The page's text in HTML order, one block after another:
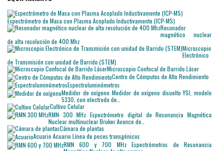
Espectrómetro de Masa con Plasma Acoplado Inductivamente (ICP-MS)
Resonador
magnético nuclear
de alta resolución de 400 Mhz
Microscopio
Electrónico
de Transmisión con unidad de Barrido (STEM)
Microscopio Confocal de Barrido Láser
Centro de Cómputos de Alto Rendimiento
Espectroluminómetros
Medidor de oxígeno Medidor de oxígeno disuelto YSI, modelo
5330, con electrodo de…
Cultivo Celular
RMN 300 MHzEspectrómetro digital de Resonancia Magnética
Nuclear multinuclear Bruker Avance de…
Cámara de plantas
Acuario Acuario Línea de peces transgénicos
RMN 600 y 700 MHzEspectrómetros de Resonancia